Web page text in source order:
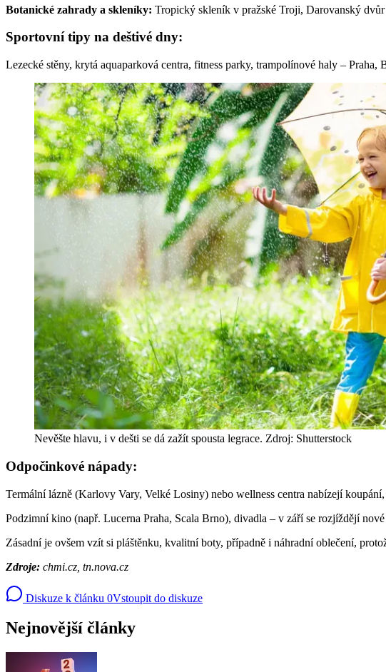
Botanické zahrady a skleníky: Tropický skleník v pražské Troji, Darovanský
Sportovní tipy na deštivé dny:
Lezecké stěny, krytá aquaparková centra, fitness parky, trampolínové haly –
Nevěšte hlavu, i v dešti se dá zažít spousta legrace. Zdroj: Shutterstock
Odpočinkové nápady:
Termální lázně (Karlovy Vary, Velké Losiny) nebo wellness centra nabízejí
Podzimní kino (např. Lucerna Praha, Scala Brno), divadla – v září se rozjíždějí
Zásadní je ovšem vzít si pláštěnku, kvalitní boty, případně i náhradní oblečení,
Zdroje: chmi.cz, tn.nova.cz
Diskuze k článku 0Vstoupit do diskuze
Nejnovější články